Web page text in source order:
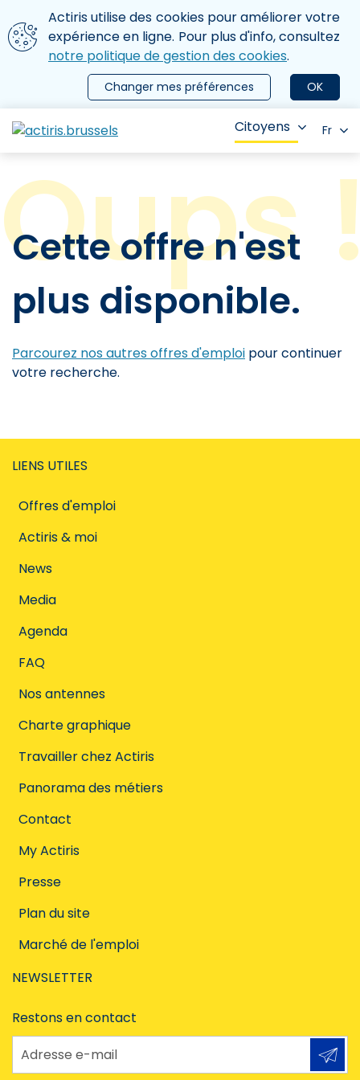
Aller au contenu principal
Nous utilisons des cookies
Actiris utilise des cookies pour améliorer votre
expérience en ligne. Pour plus d'info, consultez
notre politique de gestion des cookies.
OK
Changer mes préférences
le menu
Citoyens Fr
Cette offre n'est
plus disponible.
Parcourez nos autres offres d'emploi pour continuer
votre recherche.
LIENS UTILES
Offres d'emploi
Actiris & moi
News
Media
Agenda
FAQ
Nos antennes
Charte graphique
Travailler chez Actiris
Panorama des métiers
Contact
My Actiris
Presse
Plan du site
Marché de l'emploi
NEWSLETTER
Restons en contact
Adresse e-mail